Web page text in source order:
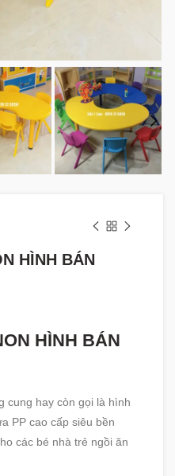
HÌNH BÁN
HÌNH BÁN
cung hay còn gọi là hình
PP cao cấp siêu bền
các bé nhà trẻ ngồi ăn